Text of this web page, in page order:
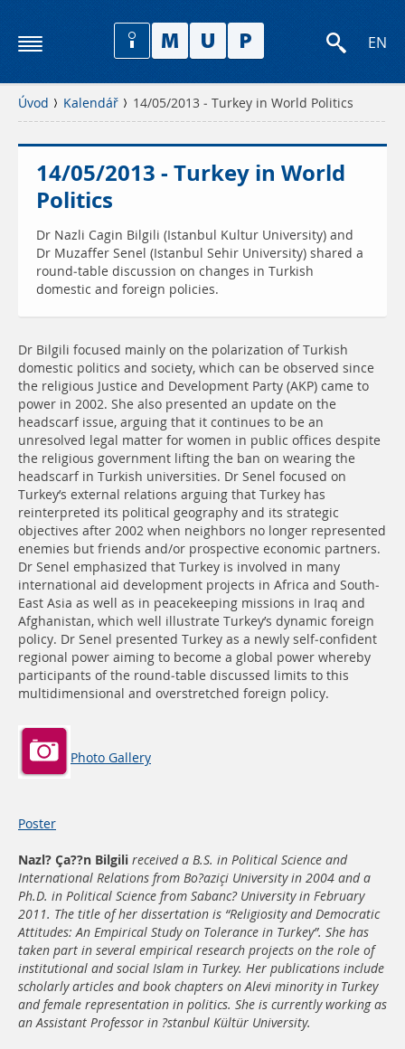
EN
Úvod Kalendář 14/05/2013 - Turkey in World Politics
14/05/2013 - Turkey in World
Politics
Dr Nazli Cagin Bilgili (Istanbul Kultur University) and
Dr Muzaffer Senel (Istanbul Sehir University) shared a
round-table discussion on changes in Turkish
domestic and foreign policies.
Dr Bilgili focused mainly on the polarization of Turkish
domestic politics and society, which can be observed since
the religious Justice and Development Party (AKP) came to
power in 2002. She also presented an update on the
headscarf issue, arguing that it continues to be an
unresolved legal matter for women in public offices despite
the religious government lifting the ban on wearing the
headscarf in Turkish universities. Dr Senel focused on
Turkey’s external relations arguing that Turkey has
reinterpreted its political geography and its strategic
objectives after 2002 when neighbors no longer represented
enemies but friends and/or prospective economic partners.
Dr Senel emphasized that Turkey is involved in many
international aid development projects in Africa and South-
East Asia as well as in peacekeeping missions in Iraq and
Afghanistan, which well illustrate Turkey’s dynamic foreign
policy. Dr Senel presented Turkey as a newly self-confident
regional power aiming to become a global power whereby
participants of the round-table discussed limits to this
multidimensional and overstretched foreign policy.
Photo Gallery
Poster
Nazl? Ça??n Bilgili received a B.S. in Political Science and
International Relations from Bo?aziçi University in 2004 and a
Ph.D. in Political Science from Sabanc? University in February
2011. The title of her dissertation is “Religiosity and Democratic
Attitudes: An Empirical Study on Tolerance in Turkey”. She has
taken part in several empirical research projects on the role of
institutional and social Islam in Turkey. Her publications include
scholarly articles and book chapters on Alevi minority in Turkey
and female representation in politics. She is currently working as
an Assistant Professor in ?stanbul Kültür University.